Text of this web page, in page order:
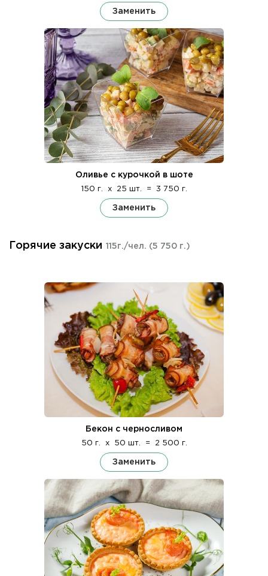
Заменить
Оливье с курочкой в шоте
150 г. x 25 шт. = 3 750 г.
Заменить
Горячие закуски 115г./чел. (5 750 г.)
Бекон с черносливом
50 г. x 50 шт. = 2 500 г.
Заменить